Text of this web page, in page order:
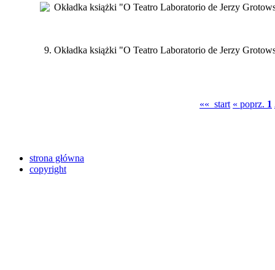
9. Okładka książki "O Teatro Laboratorio de Jerzy
«« start « poprz. 1
strona główna
copyright